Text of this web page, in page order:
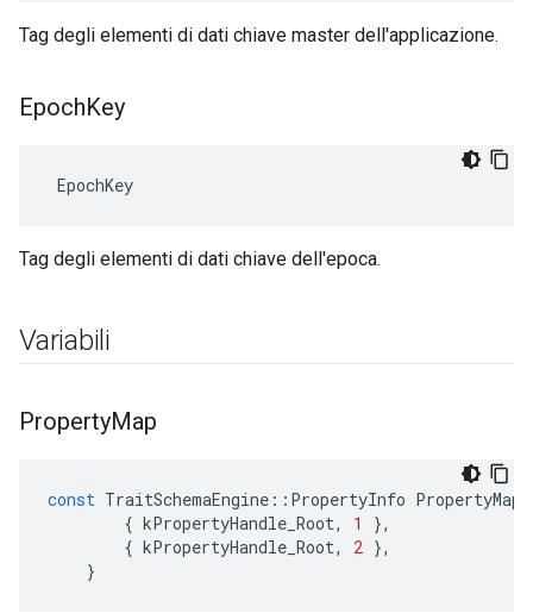
Tag degli elementi di dati chiave master dell'applicazione.
EpochKey
EpochKey
Tag degli elementi di dati chiave dell'epoca.
Variabili
PropertyMap
const TraitSchemaEngine :: PropertyInfo PropertyMap
{ kPropertyHandle_Root, 1
},
{ kPropertyHandle_Root, 2 },
}